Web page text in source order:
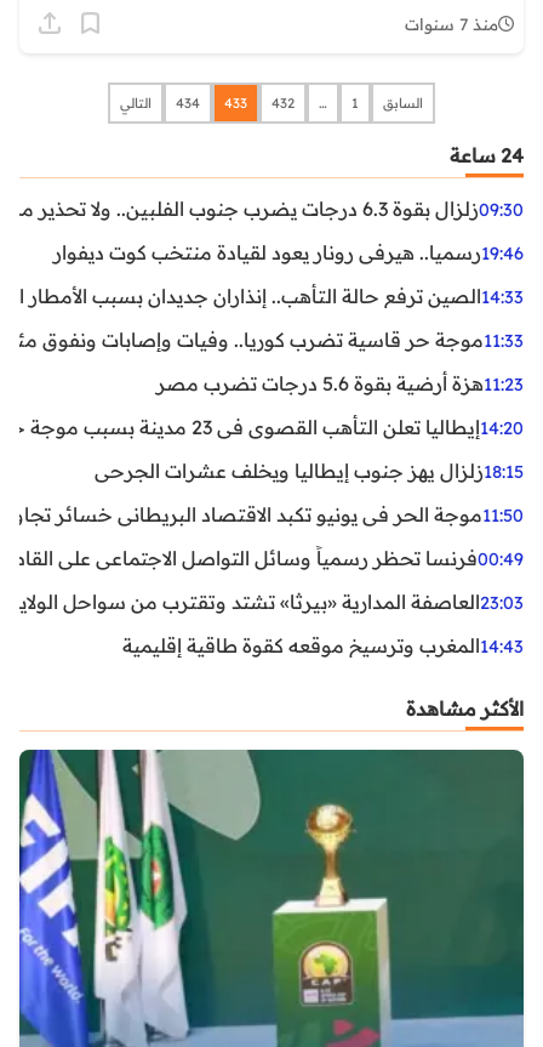
منذ 7 سنوات
السابق 1
…
432
433
434 التالي
24 ساعة
09:30زلزال بقوة 6.3 درجات يضرب جنوب الفلبين.. ولا تحذير من تسونامي حتى الآن
19:46رسميا.. هيرفي رونار يعود لقيادة منتخب كوت ديفوار
14:33الصين ترفع حالة التأهب.. إنذاران جديدان بسبب الأمطار
11:33موجة حر قاسية تضرب كوريا.. وفيات وإصابات ونفوق مئات
11:23هزة أرضية بقوة 5.6 درجات تضرب مصر
14:20إيطاليا تعلن التأهب القصوى في 23 مدينة بسبب موجة حر شديدة
18:15زلزال يهز جنوب إيطاليا ويخلف عشرات الجرحى
11:50موجة الحر في يونيو تكبد الاقتصاد البريطاني خسائر تجاوزت 1.5 مليار
00:49فرنسا تحظر رسمياً وسائل التواصل الاجتماعي على القاصرين
23:03العاصفة المدارية «بيرثا» تشتد وتقترب من سواحل
14:43المغرب وترسيخ موقعه كقوة طاقية إقليمية
الأكثر مشاهدة